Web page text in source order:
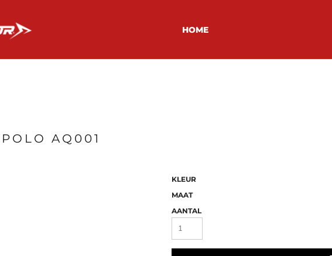
HOME
AQ001
KLEUR
MAAT
AANTAL